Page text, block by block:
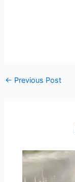
← Previous Post